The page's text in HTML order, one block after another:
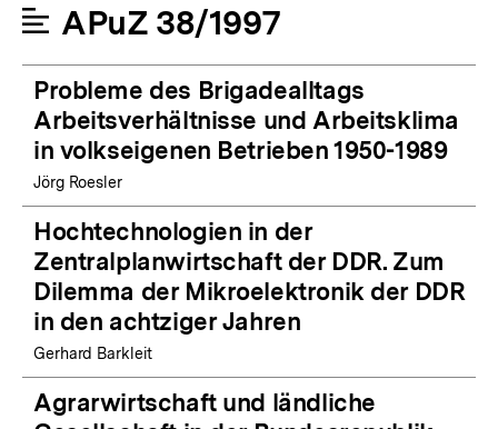
APuZ 38/1997
Probleme des Brigadealltags
Arbeitsverhältnisse und Arbeitsklima
in volkseigenen Betrieben 1950-1989
Jörg Roesler
Hochtechnologien in der
Zentralplanwirtschaft der DDR. Zum
Dilemma der Mikroelektronik der DDR
in den achtziger Jahren
Gerhard Barkleit
Agrarwirtschaft und ländliche